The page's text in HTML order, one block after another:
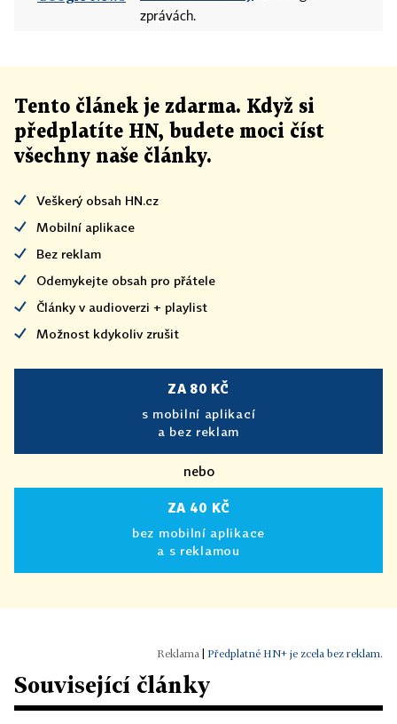
zprávách.
Tento článek je zdarma. Když si
předplatíte HN, budete moci číst
všechny naše články.
Veškerý obsah HN.cz
Mobilní aplikace
Bez reklam
Odemykejte obsah pro přátele
Články v audioverzi + playlist
Možnost kdykoliv zrušit
ZA 80 KČ
s mobilní aplikací
a bez reklam
nebo
ZA 40 KČ
bez mobilní aplikace
a s reklamou
Předplatné HN+ je zcela bez reklam.
Související články